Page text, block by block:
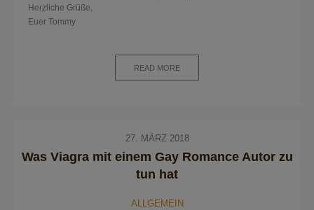
Herzliche Grüße,
Euer Tommy
READ MORE
27. MÄRZ 2018
Was Viagra mit einem Gay Romance Autor zu
tun hat
ALLGEMEIN